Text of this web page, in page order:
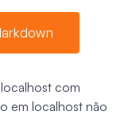
com
em localhost não